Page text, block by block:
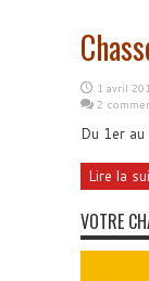
1 avril
2
Du 1er
Lire la
VOTRE